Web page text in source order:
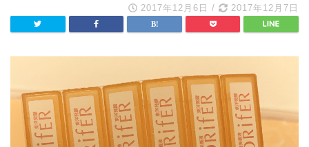
2017年12月6日 / 2017年12月7日